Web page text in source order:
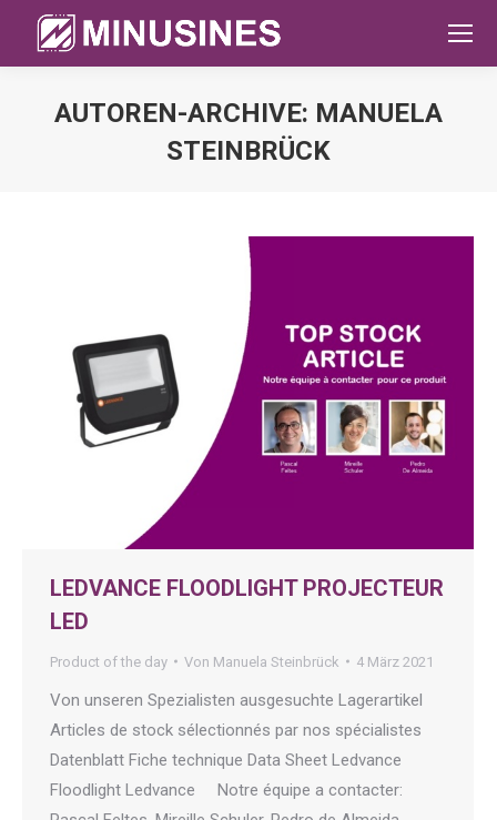
AUTOREN-ARCHIVE: MANUELA
STEINBRÜCK
LEDVANCE FLOODLIGHT PROJECTEUR
LED
Product of the day Von Manuela Steinbrück 4 März 2021
Von unseren Spezialisten ausgesuchte Lagerartikel
Articles de stock sélectionnés par nos spécialistes
Datenblatt Fiche technique Data Sheet Ledvance
Floodlight Ledvance Notre équipe a contacter: